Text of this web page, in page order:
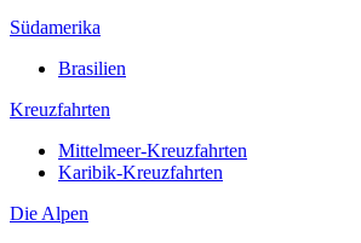
Südamerika
Brasilien
Kreuzfahrten
Mittelmeer-Kreuzfahrten
Karibik-Kreuzfahrten
Die Alpen